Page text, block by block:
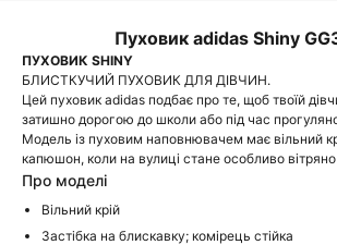
Пуховик adidas Shiny
ПУХОВИК SHINY
БЛИСТКУЧИЙ ПУХОВИК ДЛЯ ДІВЧИН.
Цей пуховик adidas подбає про те, щоб твоїй
затишно дорогою до школи або під час
Модель із пуховим наповнювачем має вільний
капюшон, коли на вулиці стане особливо
Про моделі
Вільний крій
Застібка на блискавку; комірець стійка